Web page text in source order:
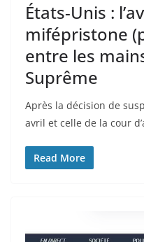
États-Unis :
mifépristone
entre les
Suprême
Après la décision de
avril et celle de la cour
Read More